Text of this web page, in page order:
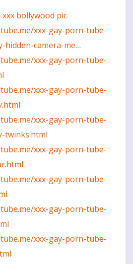
xxx bollywood pic
xxx-gay-porn-tube-
hidden-camera-me…
xxx-gay-porn-tube-
xxx-gay-porn-tube-
xxx-gay-porn-tube-
twinks.html
xxx-gay-porn-tube-
xxx-gay-porn-tube-
xxx-gay-porn-tube-
xxx-gay-porn-tube-